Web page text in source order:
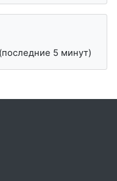
5 минут)